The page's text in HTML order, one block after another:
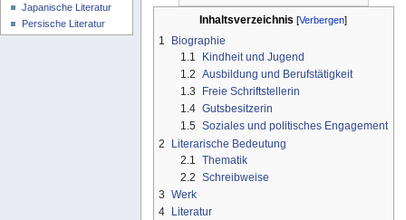
Inhaltsverzeichnis
1
Biographie
1.1
Kindheit und Jugend
1.2 Ausbildung und Berufstätigkeit
1.3
Freie Schriftstellerin
1.4 Gutsbesitzerin
1.5 Soziales und politisches Engagement
2
Literarische Bedeutung
2.1
Thematik
2.2 Schreibweise
3 Werk
4
Literatur
Japanische Literatur
Persische Literatur